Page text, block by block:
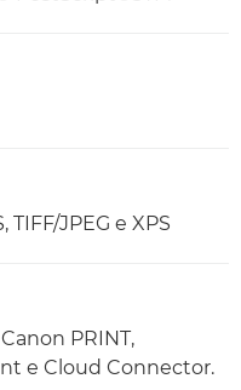
JPEG e XPS
PRINT,
e Cloud Connector.